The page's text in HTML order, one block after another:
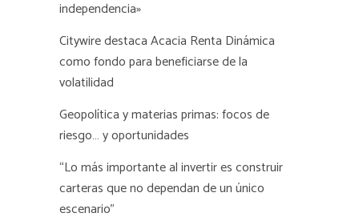
independencia»
Citywire destaca Acacia Renta Dinámica
como fondo para beneficiarse de la
volatilidad
Geopolítica y materias primas: focos de
riesgo… y oportunidades
“Lo más importante al invertir es construir
carteras que no dependan de un único
escenario”